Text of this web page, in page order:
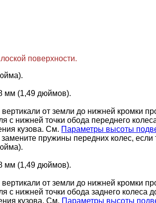
поверхности.
мм (1,49 дюймов).
от земли до нижней кромки
нижней точки обода переднего
кузова. См. Параметры высоты
пружины передних колес,
мм (1,49 дюймов).
от земли до нижней кромки
нижней точки обода заднего колеса
кузова. См. Параметры высоты